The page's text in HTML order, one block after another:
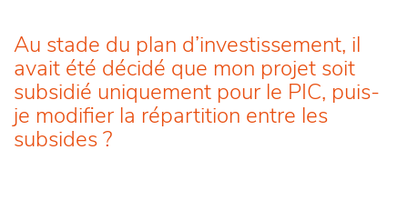
Au stade du plan d’investissement, il
avait été décidé que mon projet soit
subsidié uniquement pour le PIC, puis-
je modifier la répartition entre les
subsides ?